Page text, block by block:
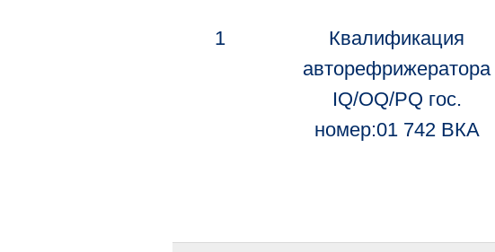
1
Квалификация
авторефрижератора
IQ/OQ/PQ гос.
номер:01 742 ВКА